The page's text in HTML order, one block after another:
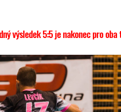
výsledek 5:5 je nakonec pro oba